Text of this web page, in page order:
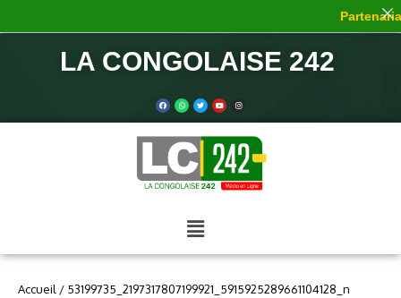
LA CONGOLAISE 242
Accueil / 53199735_2197317807199921_5915925289661104128_n